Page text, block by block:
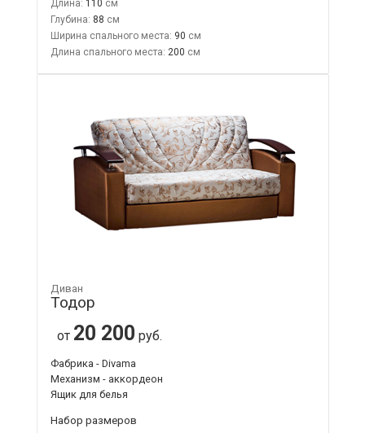
Длина: 110
Глубина: 88
Ширина спального места: 90
Длина спального места: 200
Диван
Тодор
от 20 200 руб.
Фабрика - Divama
Механизм - аккордеон
Ящик для белья
Набор размеров